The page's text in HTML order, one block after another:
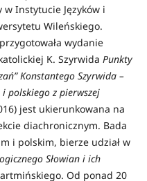
Instytucie Języków i
Wileńskiego.
wydanie
K. Szyrwida Punkty
Konstantego Szyrwida –
polskiego z pierwszej
jest ukierunkowana na
diachronicznym. Bada
i polskim, bierze udział w
Słowian i ich
Od ponad 20